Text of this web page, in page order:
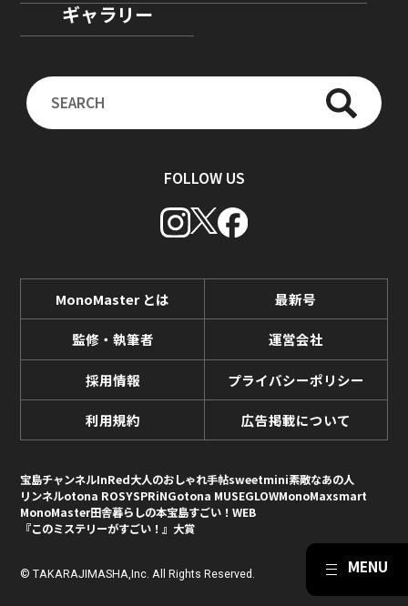
ギャラリー
FOLLOW US
MonoMaster とは 最新号
監修・執筆者 運営会社
採用情報 プライバシーポリシー
利用規約 広告掲載について
宝島チャンネルInRed大人のおしゃれ手帖sweetmini素敵なあの人
リンネルotona ROSYSPRiNGotona MUSEGLOWMonoMaxsmart
MonoMaster田舎暮らしの本宝島すごい！WEB
『このミステリーがすごい！』大賞
© TAKARAJIMASHA,Inc. All Rights Reserved.